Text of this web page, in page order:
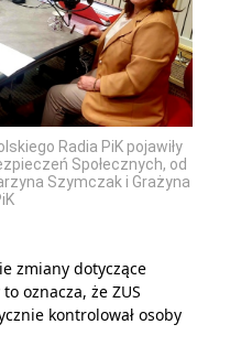
Radia PiK pojawiły
Społecznych, od
Szymczak i Grażyna
zmiany dotyczące
oznacza, że ZUS
kontrolował osoby